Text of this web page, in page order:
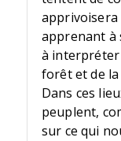
apprenant à
à interpréter
forêt et de
Dans ces
peuplent,
sur ce qui